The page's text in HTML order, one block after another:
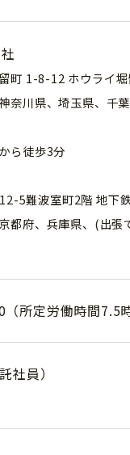
町 1-8-12 ホウライ
奈川県、埼玉県、千
ら徒歩3分
5難波室町2階 地下
都府、兵庫県、(出張
所定労働時間7.5
社員）